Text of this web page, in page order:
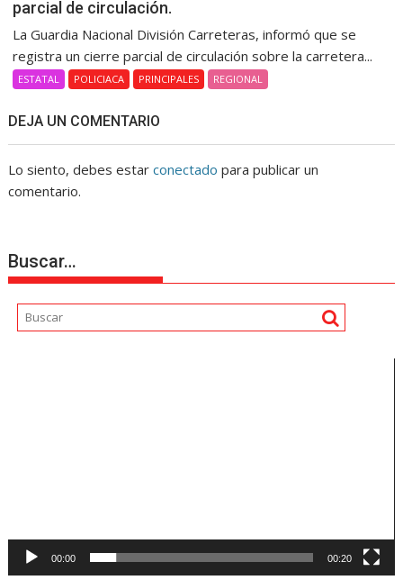
parcial de circulación.
La Guardia Nacional División Carreteras, informó que se
registra un cierre parcial de circulación sobre la carretera...
ESTATAL POLICIACA PRINCIPALES REGIONAL
DEJA UN COMENTARIO
Lo siento, debes estarconectado para publicar un
comentario.
Buscar…
00:00 00:20